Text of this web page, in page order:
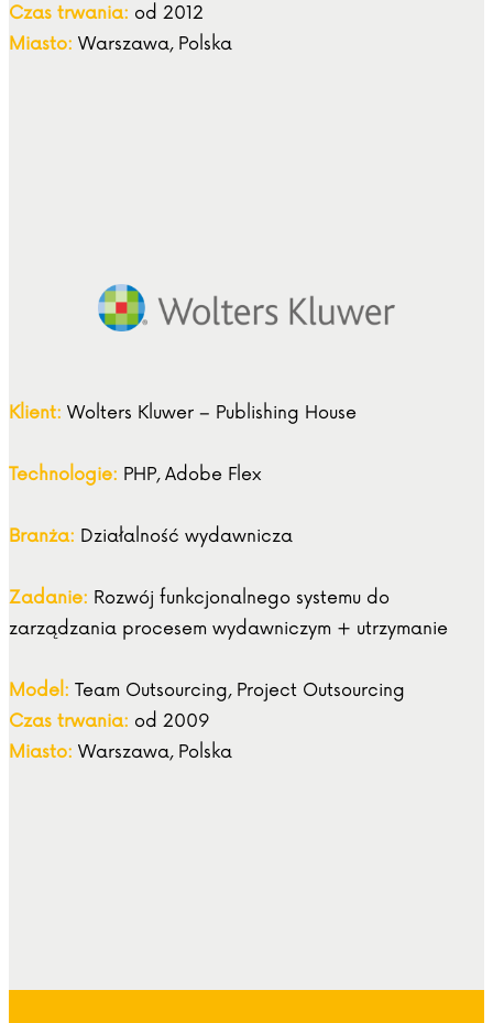
Czas trwania: od 2012
Miasto: Warszawa, Polska
Klient: Wolters Kluwer – Publishing House
Technologie: PHP, Adobe Flex
Branża: Działalność wydawnicza
Zadanie: Rozwój funkcjonalnego systemu do
zarządzania procesem wydawniczym + utrzymanie
Model: Team Outsourcing, Project Outsourcing
Czas trwania: od 2009
Miasto: Warszawa, Polska